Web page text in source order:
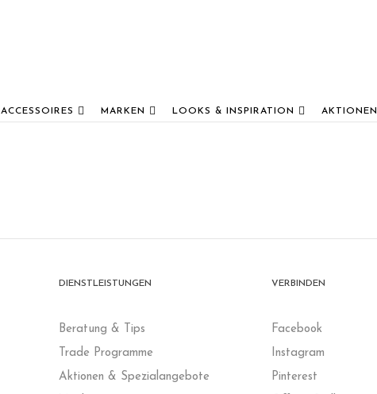
ACCESSOIRES MARKEN LOOKS & INSPIRATION AKTIONEN
DIENSTLEISTUNGEN
Beratung & Tips
Trade Programme
Aktionen & Spezialangebote
VERBINDEN
Facebook
Instagram
Pinterest